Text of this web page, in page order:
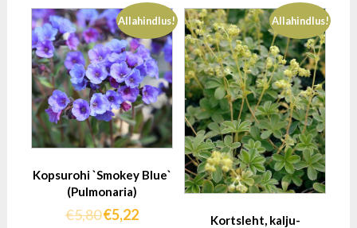
Allahindlus!
Kopsurohi `Smokey Blue`
(Pulmonaria)
€5,80€5,22
Allahindlus!
Kortsleht, kalju-